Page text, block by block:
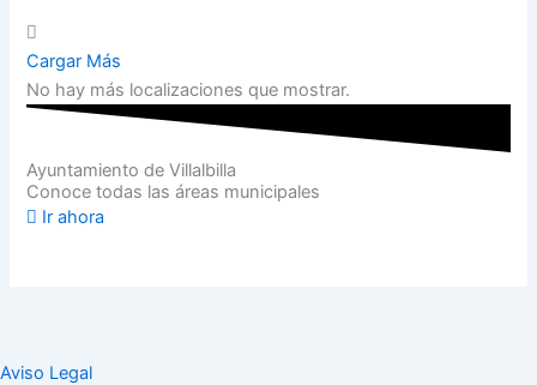
Cargar Más
No hay más localizaciones que mostrar.
Ayuntamiento de Villalbilla
Conoce todas las áreas municipales
Ir ahora
Aviso Legal